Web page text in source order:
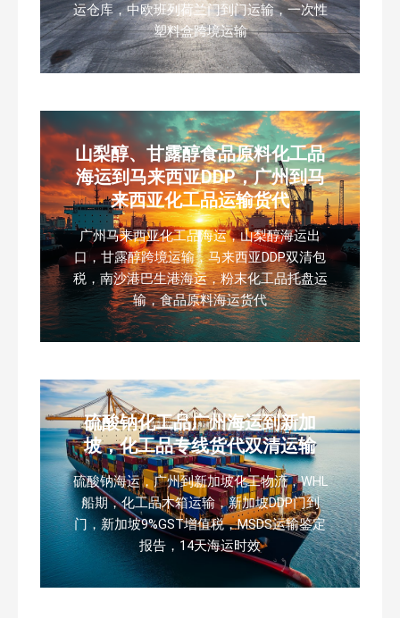
运仓库，中欧班列荷兰门到门运输，一次性
塑料盒跨境运输
山梨醇、甘露醇食品原料化工品
海运到马来西亚DDP，广州到马
来西亚化工品运输货代
广州马来西亚化工品海运，山梨醇海运出
口，甘露醇跨境运输，马来西亚DDP双清包
税，南沙港巴生港海运，粉末化工品托盘运
输，食品原料海运货代
硫酸钠化工品广州海运到新加
坡，化工品专线货代双清运输
硫酸钠海运，广州到新加坡化工物流，WHL
船期，化工品木箱运输，新加坡DDP门到
门，新加坡9%GST增值税，MSDS运输鉴定
报告，14天海运时效